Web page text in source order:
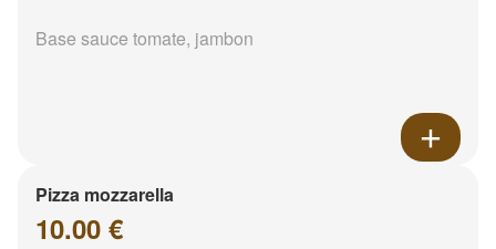
Base sauce tomate, jambon
Pizza mozzarella
10.00 €